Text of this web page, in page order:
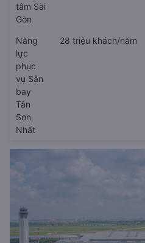
tâm Sài
Gòn
Năng
lực
phục
vụ Sân
bay
Tân
Sơn
Nhất
28 triệu khách/năm